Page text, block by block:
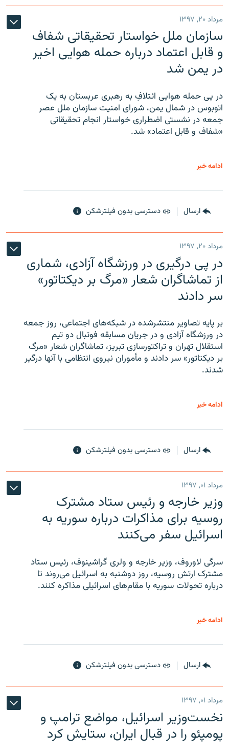
مرداد ۲۰, ۱۳۹۷
سازمان ملل خواستار تحقیقاتی شفاف
و قابل اعتماد درباره حمله هوایی اخیر
در یمن شد
در پی حمله هوایی ائتلافِ به رهبری عربستان به یک
اتوبوس در شمال یمن، شورای امنیت سازمان ملل عصر
جمعه در نشستی اضطراری خواستار انجام تحقیقاتی
«شفاف و قابل اعتماد» شد.
ادامه خبر
ارسال دسترسی بدون فیلترشکن
مرداد ۲۰, ۱۳۹۷
در پی درگیری در ورزشگاه آزادی، شماری
از تماشاگران شعار «مرگ بر دیکتاتور»
سر دادند
بر پایه تصاویر منتشرشده در شبکه‌های اجتماعی، روز جمعه
در ورزشگاه آزادی و در جریان مسابقه فوتبال دو تیم
استقلال تهران و تراکتورسازی تبریز، تماشاگران شعار «مرگ
بر دیکتاتور» سر دادند و مأموران نیروی انتظامی با آنها درگیر
شدند.
ادامه خبر
ارسال دسترسی بدون فیلترشکن
مرداد ۰۱, ۱۳۹۷
وزیر خارجه و رئیس‌ ستاد مشترک
روسیه برای مذاکرات درباره سوریه به
اسرائیل سفر می‌کنند
سرگی لاوروف، وزیر خارجه و ولری گراشینوف، رئیس ستاد
مشترک ارتش روسیه، روز دوشنبه به اسرائیل می‌روند تا
درباره تحولات سوریه با مقام‌های اسرائیلی مذاکره کنند.
ادامه خبر
ارسال دسترسی بدون فیلترشکن
مرداد ۰۱, ۱۳۹۷
نخست‌وزیر اسرائیل، مواضع ترامپ و
پومپئو را در قبال ایران، ستایش کرد